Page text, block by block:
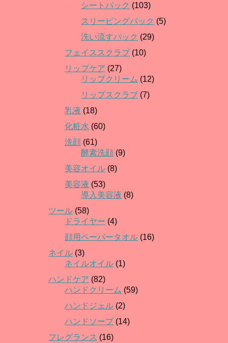
シートパック (103)
スリーピングパック (5)
洗い流すパック (29)
フェイススクラブ (10)
リップケア (27)
リップクリーム (12)
リップスクラブ (7)
乳液 (18)
化粧水 (60)
洗顔 (61)
酵素洗顔 (9)
美容オイル (8)
美容液 (53)
導入美容液 (8)
ツール (58)
ドライヤー (4)
顔用ペーパータオル (16)
ネイル (3)
ネイルオイル (1)
ハンドケア (82)
ハンドクリーム (59)
ハンドジェル (2)
ハンドソープ(14)
フレグランス (16)